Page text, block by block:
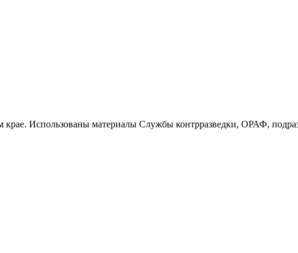
Использованы материалы Службы контрразведки, ОРАФ,